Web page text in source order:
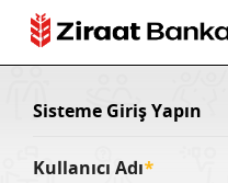
Sisteme Giriş Yapın
Kullanıcı Adı*